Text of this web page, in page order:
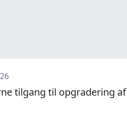
tilgang til opgradering af